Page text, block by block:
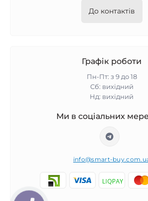
До контактів
Графік роботи
Пн-Пт: з 9 до 18
Сб: вихідний
Нд: вихідний
Ми в соціальних
info@smart-